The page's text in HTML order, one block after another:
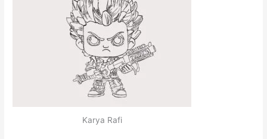
Karya Rafi